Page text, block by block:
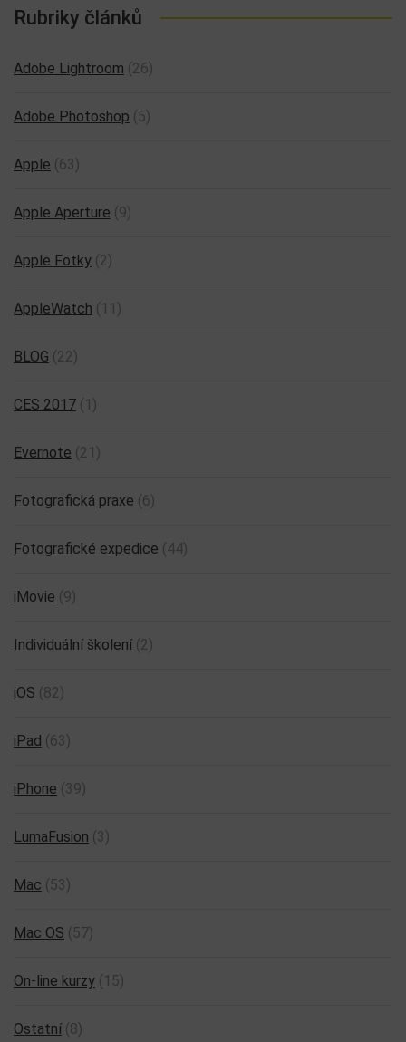
Rubriky článků
Adobe Lightroom (26)
Adobe Photoshop (5)
Apple (63)
Apple Aperture (9)
Apple Fotky (2)
AppleWatch (11)
BLOG (22)
CES 2017 (1)
Evernote (21)
Fotografická praxe (6)
Fotografické expedice (44)
iMovie (9)
Individuální školení (2)
iOS (82)
iPad (63)
iPhone (39)
LumaFusion (3)
Mac (53)
Mac OS (57)
On-line kurzy (15)
Ostatní (8)